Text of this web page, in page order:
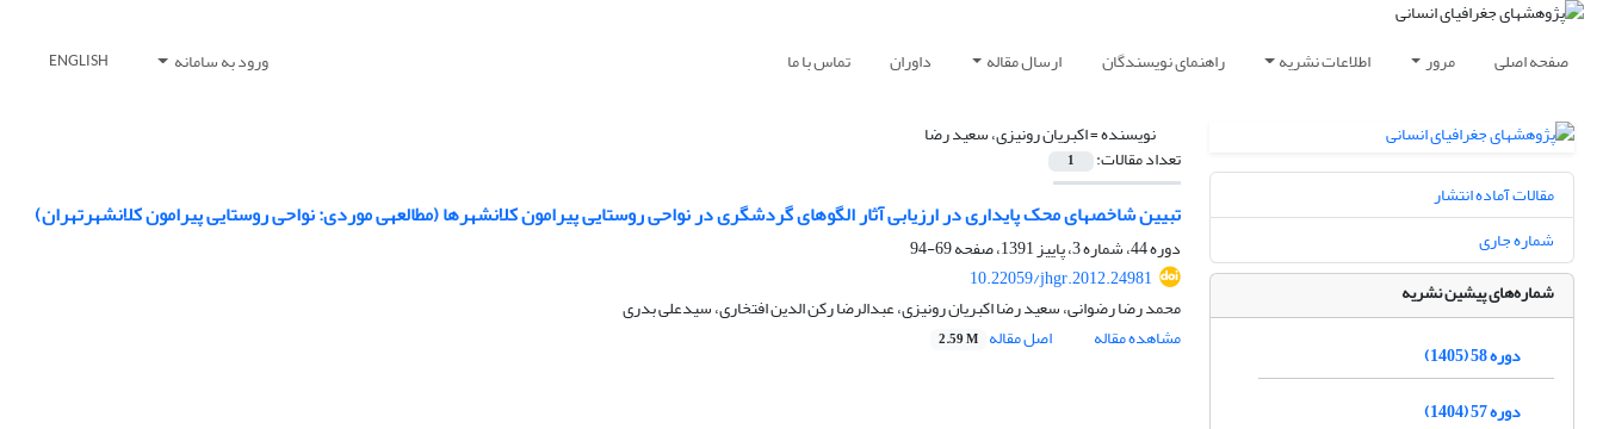
صفحه اصلی مرور اطلاعات نشریه راهنمای نویسندگان ارسال مقاله داوران تماس با ما ورود به سامانه ENGLISH
نویسنده =اکبریان رونیزی، سعید رضا
تعداد مقالات: 1
تبیین شاخص‎های محک پایداری در ارزیابی آثار الگوهای گردشگری در نواحی روستایی پیرامون کلان‎شهرها (مطالعه‎ی موردی: نواحی روستایی پیرامون کلان‎شهرتهران)
دوره 44، شماره 3، پاییز 1391، صفحه
69-94
10.22059/jhgr.2012.24981
محمد رضا رضوانی، سعید رضا اکبریان رونیزی، عبدالرضا رکن الدین افتخاری، سیدعلی بدری
مشاهده مقاله
اصل مقاله 2.59 M
مقالات آماده انتشار
شماره جاری
شماره‌های پیشین نشریه
دوره 58 (1405)
دوره 57 (1404)